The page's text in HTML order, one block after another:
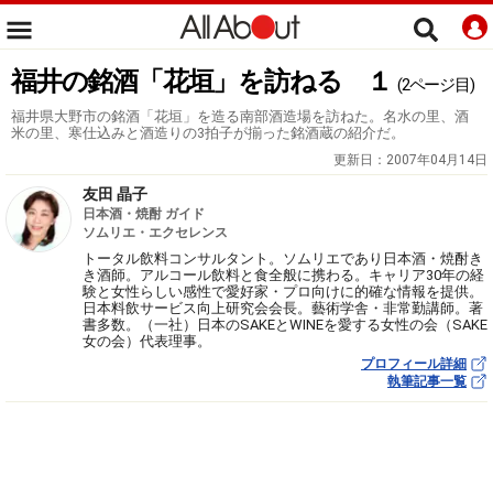
福井の銘酒「花垣」を訪ねる １ (2ページ目)
福井県大野市の銘酒「花垣」を造る南部酒造場を訪ねた。名水の里、酒
米の里、寒仕込みと酒造りの3拍子が揃った銘酒蔵の紹介だ。
更新日： 2007年04月14日
友田 晶子
日本酒・焼酎 ガイド
ソムリエ・エクセレンス
トータル飲料コンサルタント。ソムリエであり日本酒・焼酎き
き酒師。アルコール飲料と食全般に携わる。キャリア30年の経
験と女性らしい感性で愛好家・プロ向けに的確な情報を提供。
日本料飲サービス向上研究会会長。藝術学舎・非常勤講師。著
書多数。（一社）日本のSAKEとWINEを愛する女性の会（SAKE
女の会）代表理事。
プロフィール詳細
執筆記事一覧